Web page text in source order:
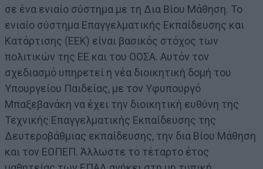
σε ένα ενιαίο σύστημα με τη Δια Βίου Μάθηση. Το
ενιαίο σύστημα Επαγγελματικής Εκπαίδευσης και
Κατάρτισης (ΕΕΚ) είναι βασικός στόχος των
πολιτικών της ΕΕ και του ΟΟΣΑ. Αυτόν τον
σχεδιασμό υπηρετεί η νέα διοικητική δομή του
Υπουργείου Παιδείας, με τον Υφυπουργό
Μπαξεβανάκη να έχει την διοικητική ευθύνη της
Τεχνικής Επαγγελματικής Εκπαίδευσης της
Δευτεροβάθμιας εκπαίδευσης, την δια Βίου Μάθηση
και τον ΕΟΠΕΠ. Άλλωστε το τέταρτο έτος